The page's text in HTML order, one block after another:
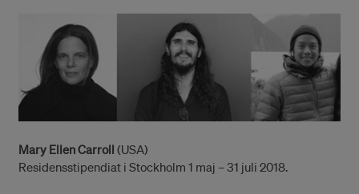
Mary Ellen Carroll (USA)
Residensstipendiat i Stockholm 1 maj – 31 juli 2018.